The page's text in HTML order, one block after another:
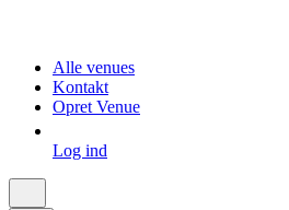
Alle venues
Kontakt
Opret Venue
Log ind